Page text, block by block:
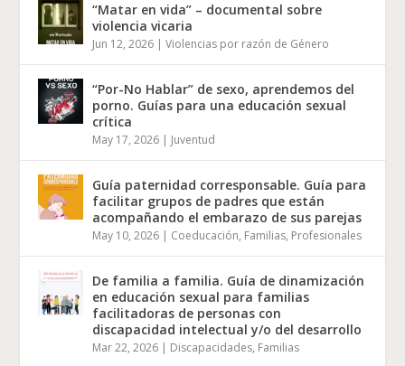
“Matar en vida” – documental sobre
violencia vicaria
Jun 12, 2026 |Violencias por razón de Género
“Por-No Hablar” de sexo, aprendemos del
porno. Guías para una educación sexual
crítica
May 17, 2026 | Juventud
Guía paternidad corresponsable. Guía para
facilitar grupos de padres que están
acompañando el embarazo de sus parejas
May 10, 2026 | Coeducación, Familias, Profesionales
De familia a familia. Guía de dinamización
en educación sexual para familias
facilitadoras de personas con
discapacidad intelectual y/o del desarrollo
Mar 22, 2026 | Discapacidades, Familias